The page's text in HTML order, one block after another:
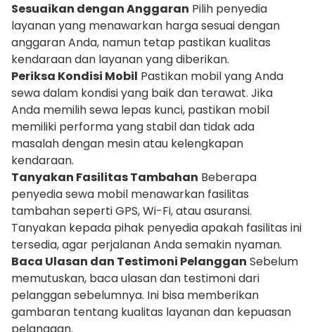
Sesuaikan dengan Anggaran Pilih penyedia
layanan yang menawarkan harga sesuai dengan
anggaran Anda, namun tetap pastikan kualitas
kendaraan dan layanan yang diberikan.
Periksa Kondisi Mobil Pastikan mobil yang Anda
sewa dalam kondisi yang baik dan terawat. Jika
Anda memilih sewa lepas kunci, pastikan mobil
memiliki performa yang stabil dan tidak ada
masalah dengan mesin atau kelengkapan
kendaraan.
Tanyakan Fasilitas Tambahan Beberapa
penyedia sewa mobil menawarkan fasilitas
tambahan seperti GPS, Wi-Fi, atau asuransi.
Tanyakan kepada pihak penyedia apakah fasilitas ini
tersedia, agar perjalanan Anda semakin nyaman.
Baca Ulasan dan Testimoni Pelanggan Sebelum
memutuskan, baca ulasan dan testimoni dari
pelanggan sebelumnya. Ini bisa memberikan
gambaran tentang kualitas layanan dan kepuasan